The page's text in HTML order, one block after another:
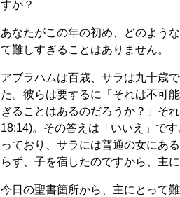
すか？
あなたがこの年の初め、どのよう
て難しすぎることはありません。
アブラハムは百歳、サラは九十歳
た。彼らは要するに「それは不可
ぎることはあるのだろうか？」そ
18:14)。その答えは「いいえ」で
っており、サラには普通の女にあ
らず、子を宿したのですから、主
今日の聖書箇所から、主にとって